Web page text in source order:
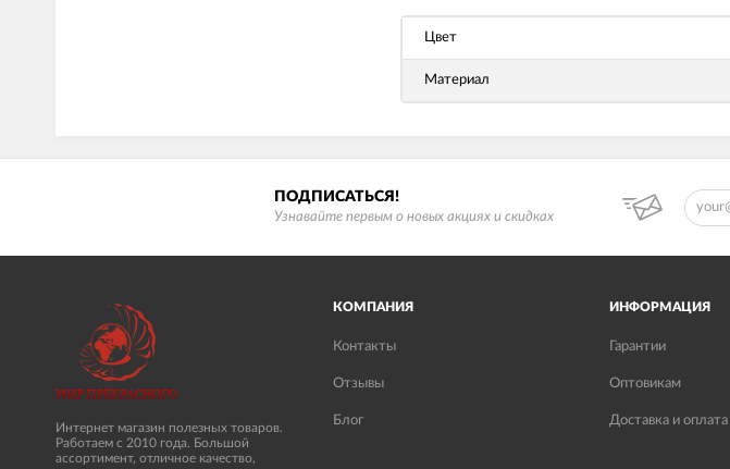
Цвет
Материал
ПОДПИСАТЬСЯ!
Узнавайте первым о новых акциях и скидках
Интернет магазин полезных товаров.
Работаем с 2010 года. Большой
ассортимент, отличное качество,
КОМПАНИЯ
Контакты
Отзывы
Блог
ИНФОРМАЦИЯ
Гарантии
Оптовикам
Доставка и оплата